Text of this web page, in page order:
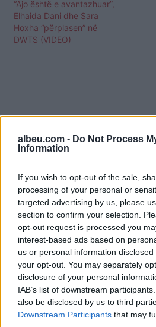
albeu.com - Do Not Process
Information
If you wish to opt-out of the sale,
processing of your personal or
targeted advertising by us, please
section to confirm your selection.
opt-out request is processed you
interest-based ads based on
us or personal information
your opt-out. You may separately
disclosure of your personal
IAB’s list of downstream
also be disclosed by us to third
Downstream Participants that may
“Ajo është e avantazhuar”,
Elhaida Dani dhe Sara
Hoxha “përplasen” në
DWTS (VIDEO)
Shtuarmë17.11.2023 21:45
Tags:
dëmtohet rëndë balerina